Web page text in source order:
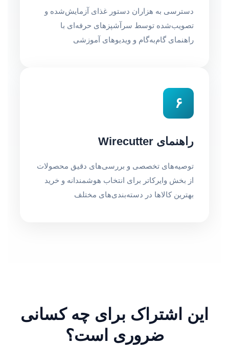
دسترسی به هزاران دستور غذای آزمایش‌شده و
تصویب‌شده توسط سرآشپزهای حرفه‌ای با
راهنمای گام‌به‌گام و ویدیوهای آموزشی
۶
راهنمای Wirecutter
توصیه‌های تخصصی و بررسی‌های دقیق محصولات
از بخش وایرکاتر برای انتخاب هوشمندانه و خرید
بهترین کالاها در دسته‌بندی‌های مختلف
این اشتراک برای چه کسانی
ضروری است؟